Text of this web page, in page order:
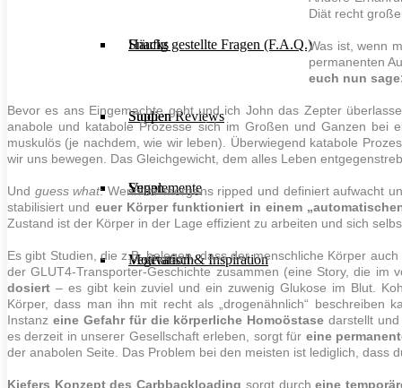
Häufig gestellte Fragen (F.A.Q.)
Studien Reviews
Supplemente
Motivation & Inspiration
Snacks
Suppen
Vegan
Vegetarisch
Diät recht
Was ist, wenn
permanenten
euch nun
Bevor es ans Eingemachte geht und ich John das Zepter
anabole und katabole Prozesse sich im Großen und Ganzen bei
muskulös (je nachdem, wie wir leben). Überwiegend katabole
wir uns bewegen. Das Gleichgewicht, dem alles Leben
Und guess what: Wenn ihr morgens ripped und definiert aufwacht
stabilisiert und euer Körper funktioniert in einem
Zustand ist der Körper in der Lage effizient zu arbeiten und sich
Es gibt Studien, die z.B. belegen, dass der menschliche Körper auch
der GLUT4-Transporter-Geschichte zusammen (eine Story, die im
dosiert – es gibt kein zuviel und ein zuwenig Glukose im Blut.
Körper, dass man ihn mit recht als „drogenähnlich“ beschreiben
Instanz eine Gefahr für die körperliche Homoöstase darstellt
es derzeit in unserer Gesellschaft erleben, sorgt für eine
der anabolen Seite. Das Problem bei den meisten ist lediglich, dass
Kiefers Konzept des Carbbackloading sorgt durcheine